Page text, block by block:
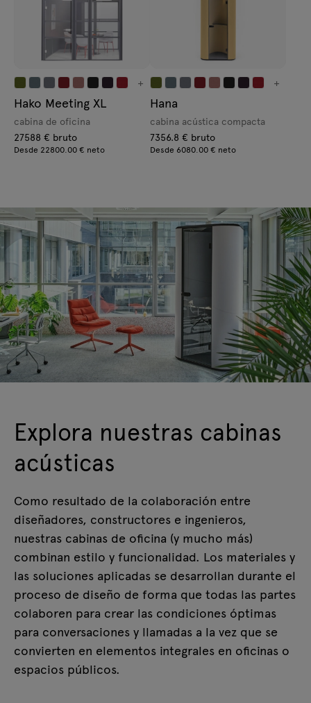
+
Hako Meeting XL
cabina de oficina
27588 € bruto
Desde 22800.00 € neto
+
Hana
cabina acústica compacta
7356.8 € bruto
Desde 6080.00 € neto
Explora nuestras cabinas
acústicas
Como resultado de la colaboración entre
diseñadores, constructores e ingenieros,
nuestras cabinas de oficina (y mucho más)
combinan estilo y funcionalidad. Los materiales y
las soluciones aplicadas se desarrollan durante el
proceso de diseño de forma que todas las partes
colaboren para crear las condiciones óptimas
para conversaciones y llamadas a la vez que se
convierten en elementos integrales en oficinas o
espacios públicos.